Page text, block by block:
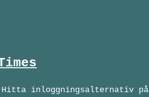
inloggningsalternativ på